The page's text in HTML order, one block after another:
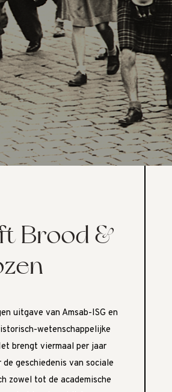
Brood &
uitgave van Amsab-ISG en
wetenschappelijke
brengt viermaal per jaar
geschiedenis van sociale
zowel tot de academische